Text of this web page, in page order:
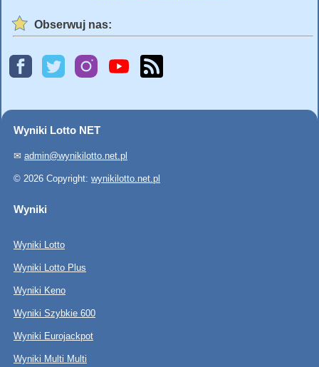
Obserwuj nas:
Wyniki Lotto NET
✉ admin@wynikilotto.net.pl
© 2026 Copyright: wynikilotto.net.pl
Wyniki
Wyniki Lotto
Wyniki Lotto Plus
Wyniki Keno
Wyniki Szybkie 600
Wyniki Eurojackpot
Wyniki Multi Multi